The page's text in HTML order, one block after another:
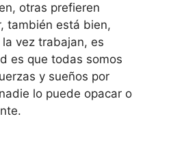
otras prefieren
también está bien,
vez trabajan, es
es que todas somos
y sueños por
lo puede opacar o